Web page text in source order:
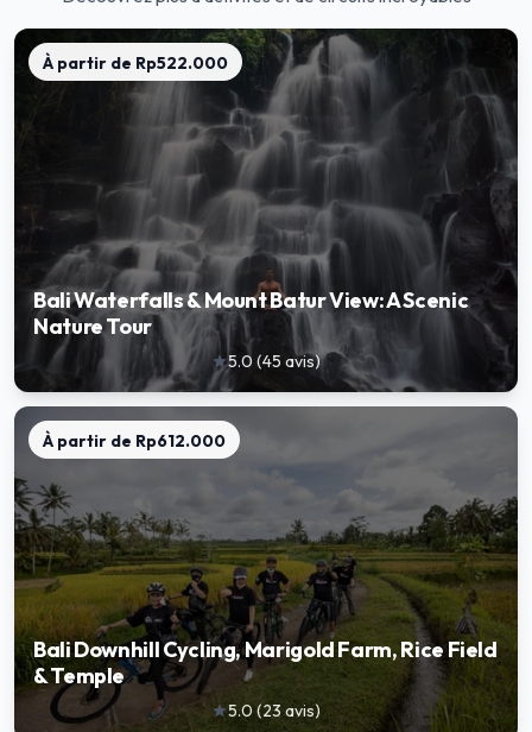
À partir de Rp522.000
Bali Waterfalls & Mount Batur View: A Scenic
Nature Tour
star5.0 (45 avis)
À partir de Rp612.000
Bali Downhill Cycling, Marigold Farm, Rice Field
& Temple
star5.0 (23 avis)